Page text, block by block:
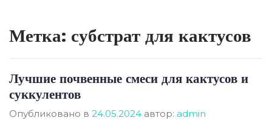
Метка: субстрат для кактусов
Лучшие почвенные смеси для кактусов и
суккулентов
Опубликовано в 24.05.2024 автор: admin